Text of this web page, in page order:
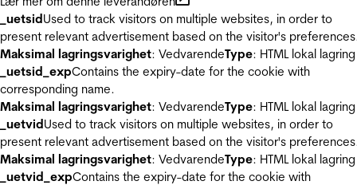
_uetsidUsed to track visitors on multiple websites, in order to
present relevant advertisement based on the visitor's
Maksimal lagringsvarighet: VedvarendeType: HTML lokal lagring
_uetsid_expContains the expiry-date for the cookie with
corresponding name.
Maksimal lagringsvarighet: VedvarendeType: HTML lokal lagring
_uetvidUsed to track visitors on multiple websites, in order to
present relevant advertisement based on the visitor's
Maksimal lagringsvarighet: VedvarendeType: HTML lokal lagring
_uetvid_expContains the expiry-date for the cookie with